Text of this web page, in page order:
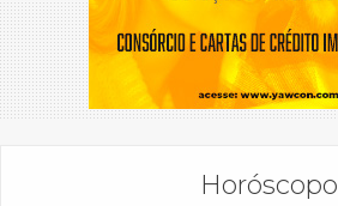
Horóscopo